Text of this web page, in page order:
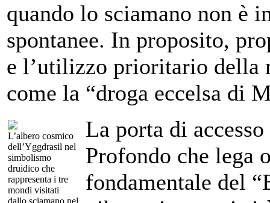
quando lo sciamano non è
spontanee. In proposito,
e l’utilizzo prioritario della
come la “droga eccelsa di
L’albero cosmico
dell’Yggdrasil nel
simbolismo
druidico che
rappresenta i tre
mondi visitati
dallo sciamano nel
La porta di
Profondo che lega
fondamentale del